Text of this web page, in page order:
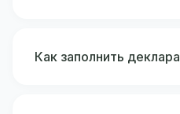
Как заполнить